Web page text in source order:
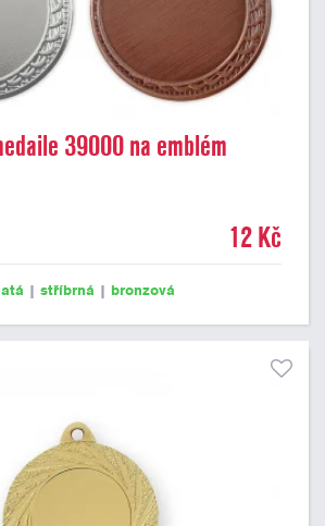
39000 na emblém
12 Kč
| stříbrná | bronzová